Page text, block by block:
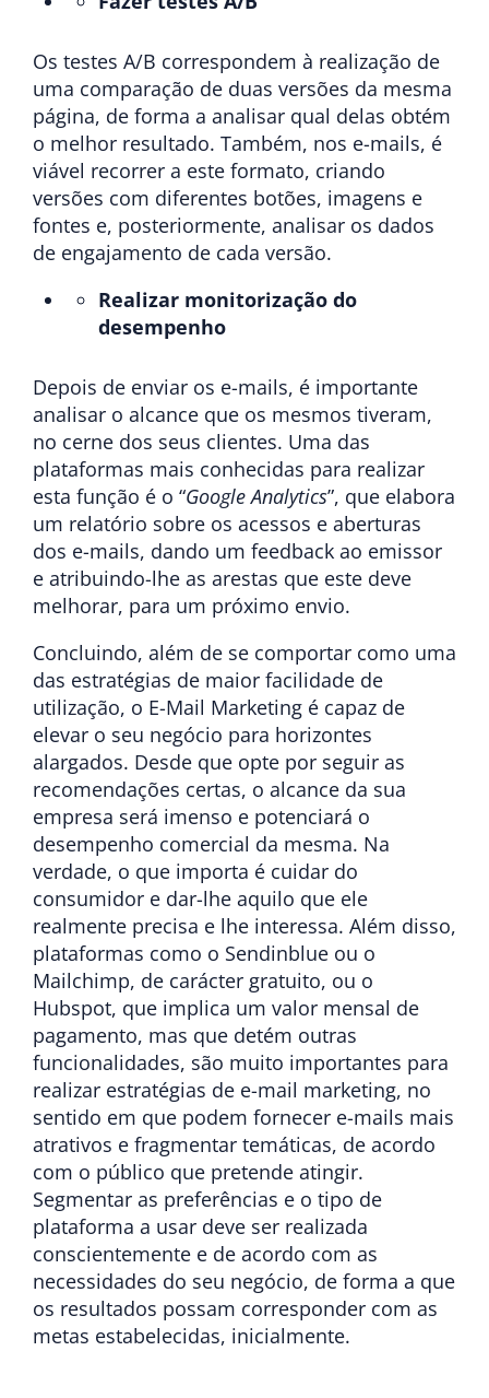
Os testes A/B correspondem à realização de
uma comparação de duas versões da mesma
página, de forma a analisar qual delas obtém
o melhor resultado. Também, nos e-mails, é
viável recorrer a este formato, criando
versões com diferentes botões, imagens e
fontes e, posteriormente, analisar os dados
de engajamento de cada versão.
Realizar monitorização do
desempenho
Depois de enviar os e-mails, é importante
analisar o alcance que os mesmos tiveram,
no cerne dos seus clientes. Uma das
plataformas mais conhecidas para realizar
esta função é o “Google Analytics”, que elabora
um relatório sobre os acessos e aberturas
dos e-mails, dando um feedback ao emissor
e atribuindo-lhe as arestas que este deve
melhorar, para um próximo envio.
Concluindo, além de se comportar como uma
das estratégias de maior facilidade de
utilização, o E-Mail Marketing é capaz de
elevar o seu negócio para horizontes
alargados. Desde que opte por seguir as
recomendações certas, o alcance da sua
empresa será imenso e potenciará o
desempenho comercial da mesma. Na
verdade, o que importa é cuidar do
consumidor e dar-lhe aquilo que ele
realmente precisa e lhe interessa. Além disso,
plataformas como o Sendinblue ou o
Mailchimp, de carácter gratuito, ou o
Hubspot, que implica um valor mensal de
pagamento, mas que detém outras
funcionalidades, são muito importantes para
realizar estratégias de e-mail marketing, no
sentido em que podem fornecer e-mails mais
atrativos e fragmentar temáticas, de acordo
com o público que pretende atingir.
Segmentar as preferências e o tipo de
plataforma a usar deve ser realizada
conscientemente e de acordo com as
necessidades do seu negócio, de forma a que
os resultados possam corresponder com as
metas estabelecidas, inicialmente.